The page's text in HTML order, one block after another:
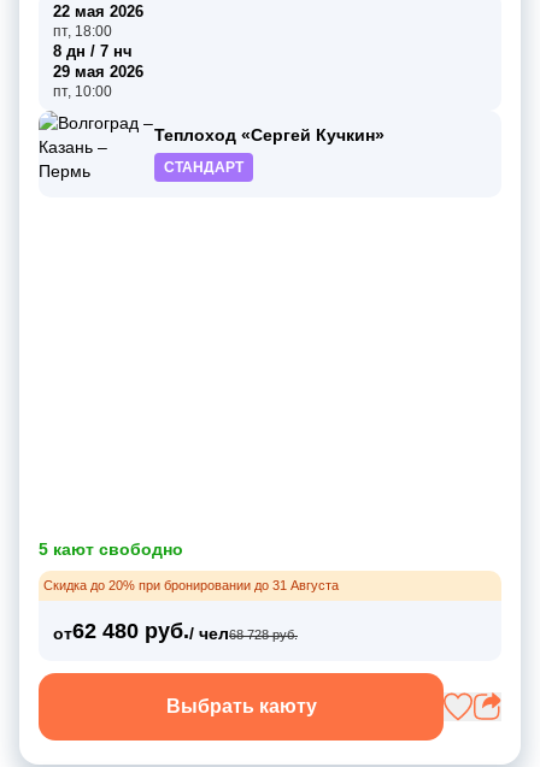
22 мая 2026
пт, 18:00
8 дн / 7 нч
29 мая 2026
пт, 10:00
Теплоход «Сергей Кучкин»
СТАНДАРТ
5 кают свободно
Скидка до 20% при бронировании до 31 Августа
от62 480 руб./ чел68 728 руб.
Выбрать каюту